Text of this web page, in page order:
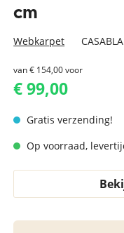
cm
Webkarpet
van€ 154,00voor
€ 99,00
Gratis verzending!
Op voorraad,